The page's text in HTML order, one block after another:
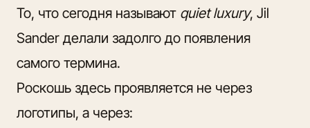
То, что сегодня называют quiet luxury, Jil
Sander делали задолго до появления
самого термина.
Роскошь здесь проявляется не через
логотипы, а через: